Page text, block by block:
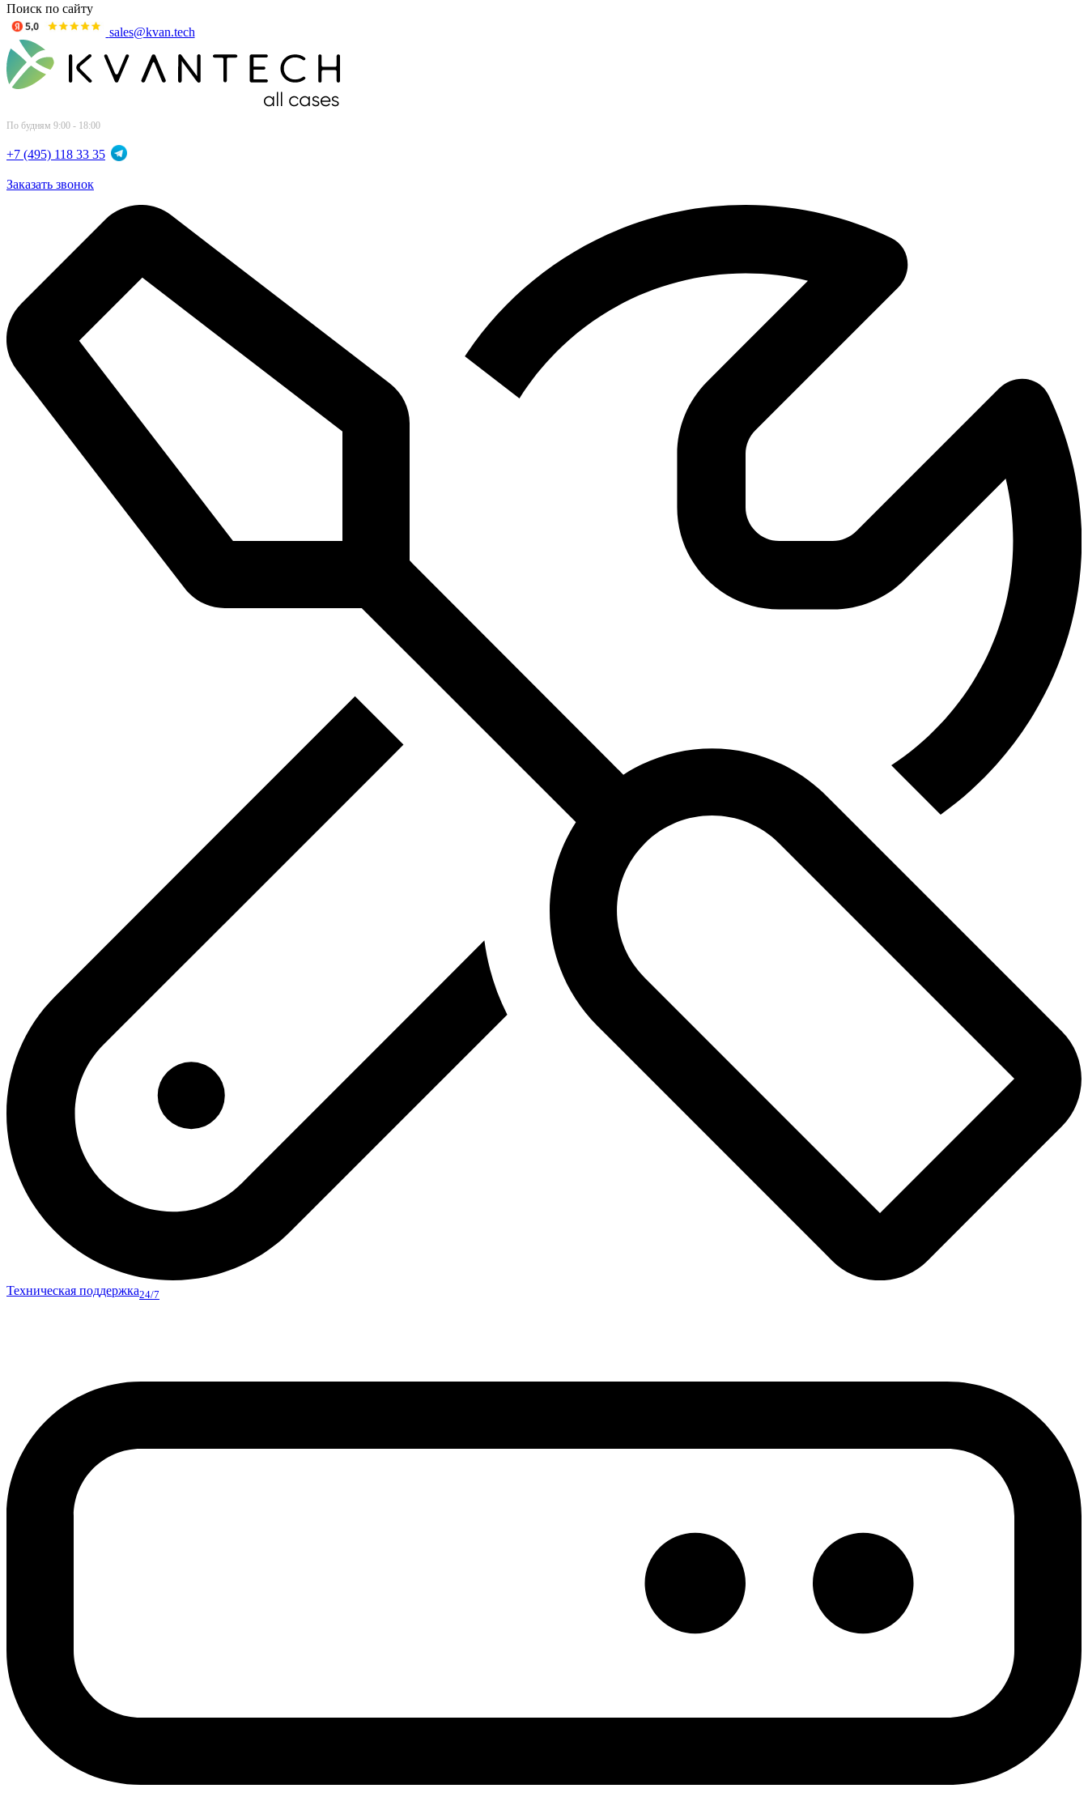
Поиск по сайту
sales@kvan.tech
По будням 9:00 - 18:00
+7 (495) 118 33 35
Заказать звонок
Техническая поддержка24/7